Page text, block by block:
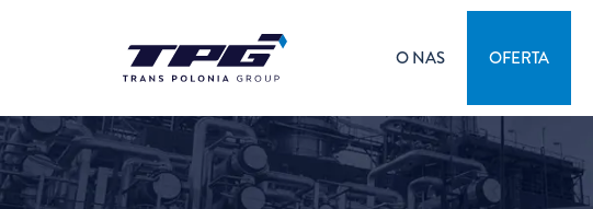
O NAS OFERTA